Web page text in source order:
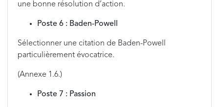
une bonne résolution d’action.
Poste 6 : Baden-Powell
Sélectionner une citation de Baden-Powell
particulièrement évocatrice.
(Annexe 1.6.)
Poste 7 : Passion